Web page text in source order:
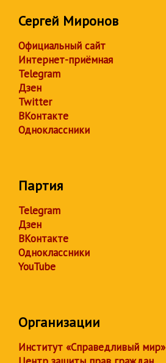
Сергей Миронов
Официальный сайт
Интернет-приёмная
Telegram
Дзен
Twitter
ВКонтакте
Одноклассники
Партия
Telegram
Дзен
ВКонтакте
Одноклассники
YouTube
Организации
Институт «Справедливый мир»